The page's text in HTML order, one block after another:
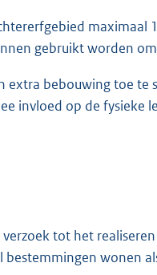
maximaal
gebruikt worden
extra bebouwing toe
invloed op de fysieke
tot het
wonen